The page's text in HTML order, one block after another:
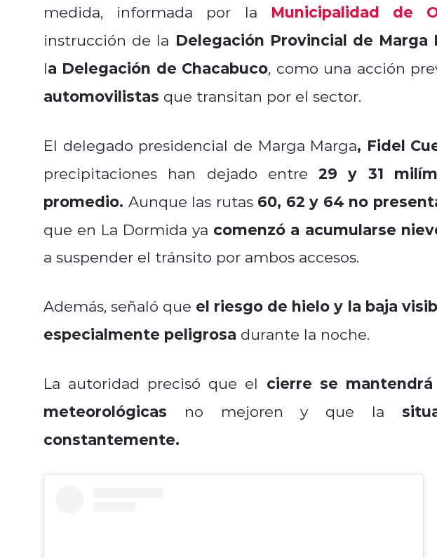
medida, informada por la Municipalidad de
instrucción de la Delegación Provincial de Marga
la Delegación de Chacabuco, como una acción
automovilistas que transitan por el sector.
El delegado presidencial de Marga Marga, Fidel
precipitaciones han dejado entre29 y 31
promedio. Aunque las rutas 60, 62 y 64 no
que en La Dormida ya comenzó a acumularse
a suspender el tránsito por ambos accesos.
Además, señaló que el riesgo de hielo y la baja
especialmente peligrosa durante la noche.
La autoridad precisó que el cierre se
meteorológicas no mejoren y que la
constantemente.